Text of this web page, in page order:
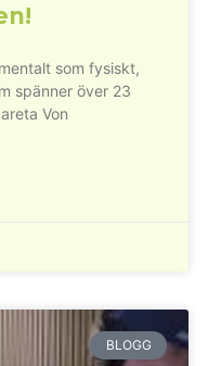
som fysiskt,
spänner över 23
Von
BLOGG